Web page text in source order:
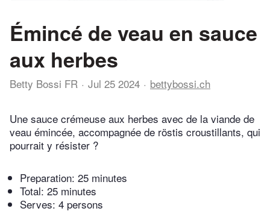
Émincé de veau en sauce
aux herbes
Betty Bossi FR Jul 25 2024 bettybossi.ch
Une sauce crémeuse aux herbes avec de la viande de
veau émincée, accompagnée de röstis croustillants, qui
pourrait y résister ?
Preparation: 25 minutes
Total: 25 minutes
Serves: 4 persons